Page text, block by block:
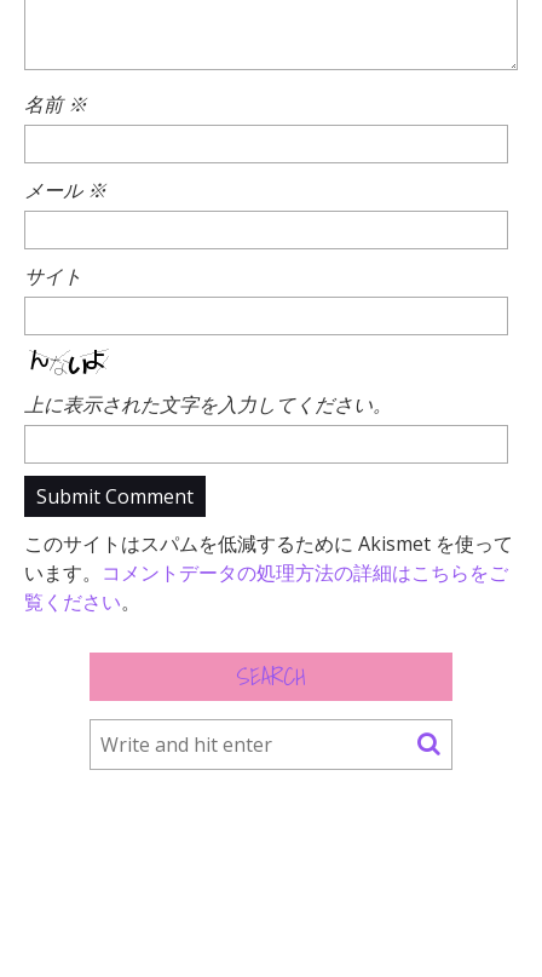
名前※
メール ※
サイト
上に表示された文字を入力してください。
このサイトはスパムを低減するために Akismet を使って
います。 コメントデータの処理方法の詳細はこちらをご
覧ください。
SEARCH